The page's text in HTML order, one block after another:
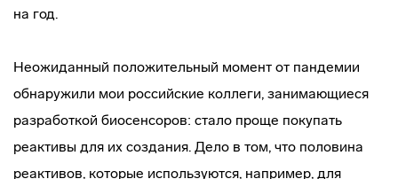
на год.
Неожиданный положительный момент от пандемии
обнаружили мои российские коллеги, занимающиеся
разработкой биосенсоров: стало проще покупать
реактивы для их создания. Дело в том, что половина
реактивов, которые используются, например, для